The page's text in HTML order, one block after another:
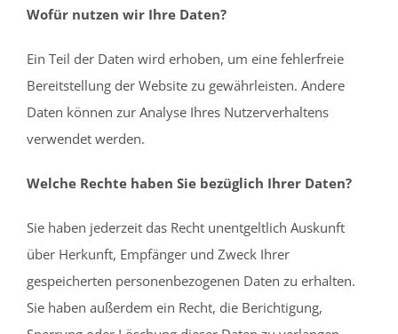
Wofür nutzen wir Ihre Daten?
Ein Teil der Daten wird erhoben, um eine fehlerfreie
Bereitstellung der Website zu gewährleisten. Andere
Daten können zur Analyse Ihres Nutzerverhaltens
verwendet werden.
Welche Rechte haben Sie bezüglich Ihrer Daten?
Sie haben jederzeit das Recht unentgeltlich Auskunft
über Herkunft, Empfänger und Zweck Ihrer
gespeicherten personenbezogenen Daten zu erhalten.
Sie haben außerdem ein Recht, die Berichtigung,